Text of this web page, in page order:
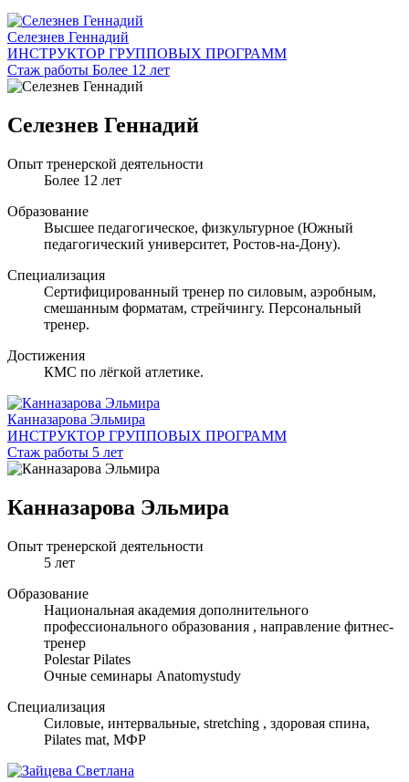
Селезнев Геннадий
ИНСТРУКТОР ГРУППОВЫХ ПРОГРАММ
Стаж работы Более 12 лет
Селезнев Геннадий
Опыт тренерской деятельности
Более 12 лет
Образование
Высшее педагогическое, физкультурное (Южный
педагогический университет, Ростов-на-Дону).
Специализация
Сертифицированный тренер по силовым, аэробным,
смешанным форматам, стрейчингу. Персональный
тренер.
Достижения
КМС по лёгкой атлетике.
Канназарова Эльмира
ИНСТРУКТОР ГРУППОВЫХ ПРОГРАММ
Стаж работы 5 лет
Канназарова Эльмира
Опыт тренерской деятельности
5 лет
Образование
Национальная академия дополнительного
профессионального образования , направление фитнес-
тренер
Polestar Pilates
Очные семинары Anatomystudy
Специализация
Cиловые, интервальные, stretching , здоровая спина,
Pilates mat, МФР